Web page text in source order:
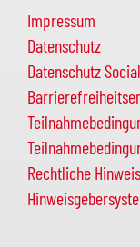
Impressum
Datenschutz
Datenschutz
Rechtliche